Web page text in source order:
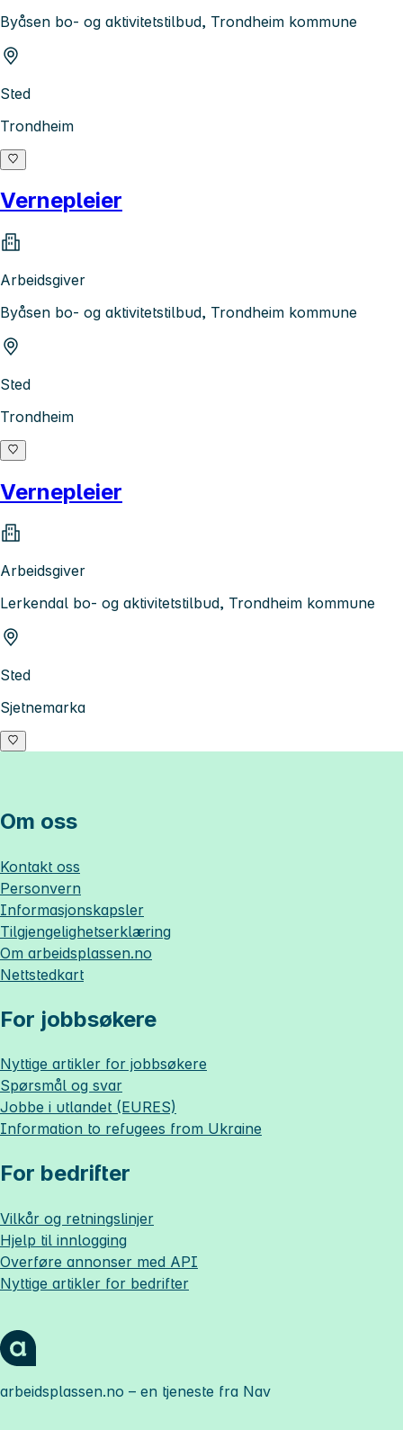
Byåsen bo- og aktivitetstilbud, Trondheim kommune
Sted
Trondheim
Vernepleier
Arbeidsgiver
Byåsen bo- og aktivitetstilbud, Trondheim kommune
Sted
Trondheim
Vernepleier
Arbeidsgiver
Lerkendal bo- og aktivitetstilbud, Trondheim kommune
Sted
Sjetnemarka
Om oss
Kontakt oss
Personvern
Informasjonskapsler
Tilgjengelighetserklæring
Om arbeidsplassen.no
Nettstedkart
For jobbsøkere
Nyttige artikler for jobbsøkere
Spørsmål og svar
Jobbe i utlandet (EURES)
Information to refugees from Ukraine
For bedrifter
Vilkår og retningslinjer
Hjelp til innlogging
Overføre annonser med API
Nyttige artikler for bedrifter
arbeidsplassen.no – en tjeneste fra Nav